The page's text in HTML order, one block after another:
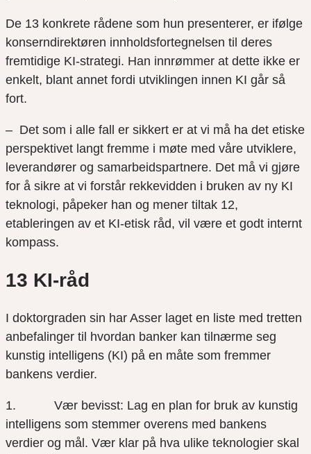
De 13 konkrete rådene som hun presenterer, er ifølge
konserndirektøren innholdsfortegnelsen til deres
fremtidige KI-strategi. Han innrømmer at dette ikke er
enkelt, blant annet fordi utviklingen innen KI går så
fort.
– Det som i alle fall er sikkert er at vi må ha det etiske
perspektivet langt fremme i møte med våre utviklere,
leverandører og samarbeidspartnere. Det må vi gjøre
for å sikre at vi forstår rekkevidden i bruken av ny KI
teknologi, påpeker han og mener tiltak 12,
etableringen av et KI-etisk råd, vil være et godt internt
kompass.
13 KI-råd
I doktorgraden sin har Asser laget en liste med tretten
anbefalinger til hvordan banker kan tilnærme seg
kunstig intelligens (KI) på en måte som fremmer
bankens verdier.
1. Vær bevisst: Lag en plan for bruk av kunstig
intelligens som stemmer overens med bankens
verdier og mål. Vær klar på hva ulike teknologier skal